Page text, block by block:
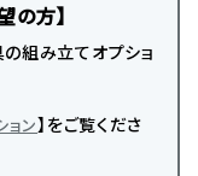
の方】
組み立てオプショ
ョン】をご覧くださ